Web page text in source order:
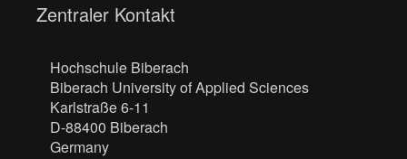
Zentraler Kontakt
Hochschule Biberach
Biberach University of Applied Sciences
Karlstraße 6-11
D-88400 Biberach
Germany